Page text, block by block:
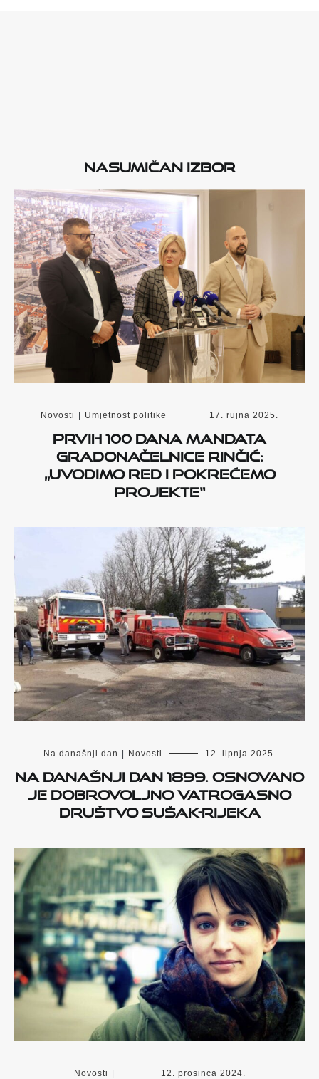
Nasumičan izbor
Novosti Umjetnost politike 17. rujna 2025.
Prvih 100 dana mandata
gradonačelnice Rinčić:
„Uvodimo red i pokrećemo
projekte“
Na današnji dan Novosti 12. lipnja 2025.
Na današnji dan 1899. osnovano
je Dobrovoljno vatrogasno
društvo Sušak-Rijeka
Novosti 12. prosinca 2024.